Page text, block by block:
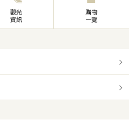
觀光
資訊
購物
一覽